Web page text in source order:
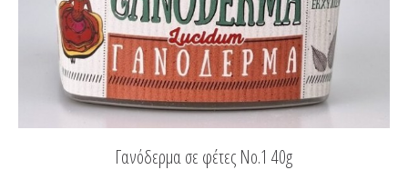
Γανόδερμα σε φέτες Νο.1 40g